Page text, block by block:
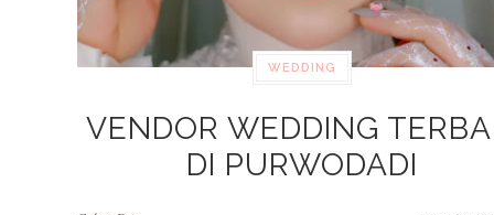
WEDDING
VENDOR WEDDING
DI PURWODADI